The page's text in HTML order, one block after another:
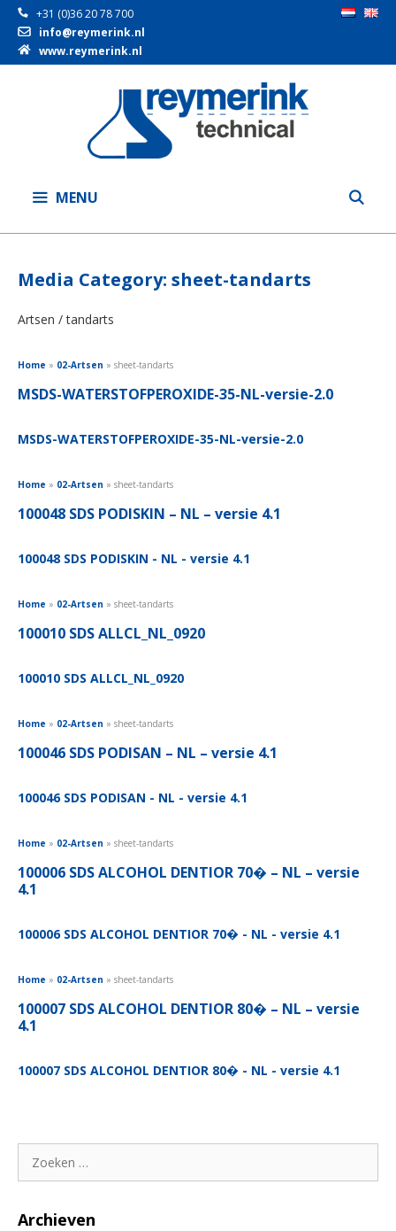
+31 (0)36 20 78 700
info@reymerink.nl
www.reymerink.nl
MENU
Media Category: sheet-tandarts
Artsen / tandarts
Home » 02-Artsen » sheet-tandarts
MSDS-WATERSTOFPEROXIDE-35-NL-versie-2.0
MSDS-WATERSTOFPEROXIDE-35-NL-versie-2.0
Home » 02-Artsen » sheet-tandarts
100048 SDS PODISKIN – NL – versie 4.1
100048 SDS PODISKIN - NL - versie 4.1
Home » 02-Artsen » sheet-tandarts
100010 SDS ALLCL_NL_0920
100010 SDS ALLCL_NL_0920
Home » 02-Artsen » sheet-tandarts
100046 SDS PODISAN – NL – versie 4.1
100046 SDS PODISAN - NL - versie 4.1
Home » 02-Artsen » sheet-tandarts
100006 SDS ALCOHOL DENTIOR 70� – NL – versie
4.1
100006 SDS ALCOHOL DENTIOR 70� - NL - versie 4.1
Home » 02-Artsen » sheet-tandarts
100007 SDS ALCOHOL DENTIOR 80� – NL – versie
4.1
100007 SDS ALCOHOL DENTIOR 80� - NL - versie 4.1
Archieven